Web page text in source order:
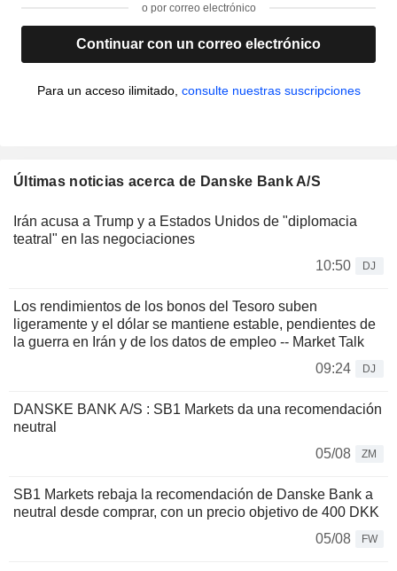
o por correo electrónico
Continuar con un correo electrónico
Para un acceso ilimitado, consulte nuestras suscripciones
Últimas noticias acerca de Danske Bank A/S
Irán acusa a Trump y a Estados Unidos de "diplomacia
teatral" en las negociaciones
10:50
DJ
Los rendimientos de los bonos del Tesoro suben
ligeramente y el dólar se mantiene estable, pendientes de
la guerra en Irán y de los datos de empleo -- Market Talk
09:24
DJ
DANSKE BANK A/S : SB1 Markets da una recomendación
neutral
05/08
ZM
SB1 Markets rebaja la recomendación de Danske Bank a
neutral desde comprar, con un precio objetivo de 400 DKK
05/08
FW